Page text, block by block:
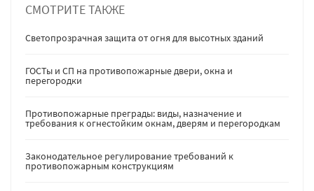
СМОТРИТЕ ТАКЖЕ
Светопрозрачная защита от огня для высотных зданий
ГОСТы и СП на противопожарные двери, окна и
перегородки
Противопожарные преграды: виды, назначение и
требования к огнестойким окнам, дверям и перегородкам
Законодательное регулирование требований к
противопожарным конструкциям